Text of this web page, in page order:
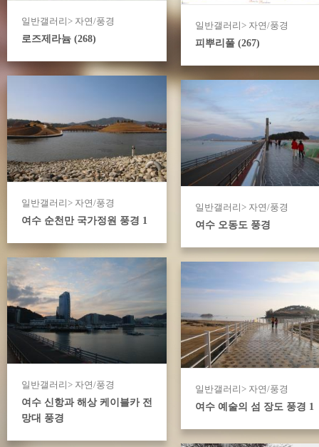
일반갤러리> 자연/풍경
로즈제라늄 (268)
일반갤러리> 자연/풍경
피뿌리풀 (267)
일반갤러리> 자연/풍경
여수 순천만 국가정원 풍경 1
일반갤러리> 자연/풍경
여수 오동도 풍경
일반갤러리> 자연/풍경
여수 신항과 해상 케이블카 전
망대 풍경
일반갤러리> 자연/풍경
여수 예술의 섬 장도 풍경 1